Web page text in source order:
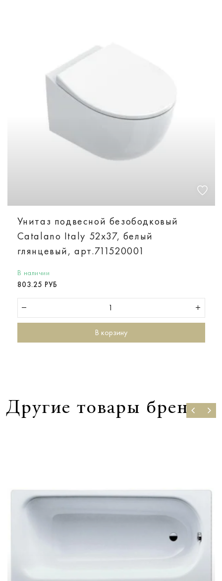
Унитаз подвесной безободковый
Catalano Italy 52х37, белый
глянцевый, арт.711520001
В наличии
803.25 РУБ
В корзину
Другие товары бренда